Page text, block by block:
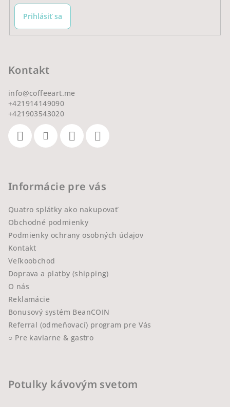
Prihlásiť sa
Kontakt
info@coffeeart.me
+421914149090
+421903543020
Informácie pre vás
Quatro splátky ako nakupovať
Obchodné podmienky
Podmienky ochrany osobných údajov
Kontakt
Veľkoobchod
Doprava a platby (shipping)
O nás
Reklamácie
Bonusový systém BeanCOIN
Referral (odmeňovací) program pre Vás
○ Pre kaviarne & gastro
Potulky kávovým svetom